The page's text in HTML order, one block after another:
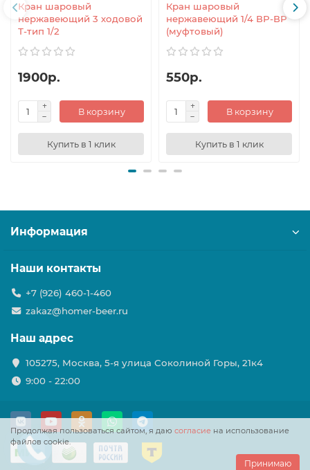
Кран шаровый
нержавеющий 3 ходовой
Т-тип 1/2
1900р.
В корзину
Купить в 1 клик
Кран шаровый
нержавеющий 1/4 ВР-ВР
(муфтовый)
550р.
В корзину
Купить в 1 клик
Продолжая пользоваться сайтом, я даю согласие на использование
файлов cookie.
Принимаю
Информация
Наши контакты
+7 (926) 460-1-460
zakaz@homer-beer.ru
Наш адрес
105275, Москва, 5-я улица Соколиной Горы, 21к4
9:00 - 22:00